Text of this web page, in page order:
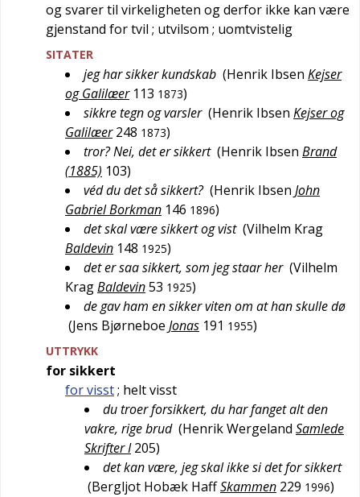
og svarer til virkeligheten og derfor ikke kan være
gjenstand for tvil ; utvilsom ; uomtvistelig
SITATER
jeg har sikker kundskab (Henrik Ibsen Kejser
og Galilæer 113 1873)
sikkre tegn og varsler (Henrik Ibsen Kejser og
Galilæer 248 1873)
tror? Nei, det er sikkert (Henrik Ibsen Brand
(1885) 103)
véd du det så sikkert? (Henrik Ibsen John
Gabriel Borkman 146 1896)
det skal være sikkert og vist (Vilhelm Krag
Baldevin 148 1925)
det er saa sikkert, som jeg staar her (Vilhelm
KragBaldevin53 1925)
de gav ham en sikker viten om at han skulle dø
(Jens Bjørneboe Jonas 191 1955)
UTTRYKK
for sikkert
for visst; helt visst
du troer forsikkert, du har fanget alt den
vakre, rige brud (Henrik Wergeland Samlede
Skrifter I 205)
det kan være, jeg skal ikke si det for sikkert
(Bergljot Hobæk HaffSkammen 229 1996)